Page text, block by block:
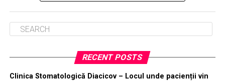
RECENT POSTS
Clinica Stomatologică Diacicov – Locul unde pacienții vin